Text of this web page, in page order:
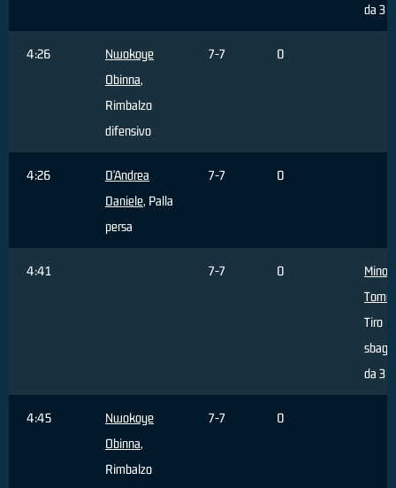
da 3
4:26
Nwokoye
Obinna,
Rimbalzo
difensivo
7-7 0
4:26
D'Andrea
Daniele, Palla
persa
7-7 0
4:41 7-7 0
Minoli
Tiro
da 3
4:45
Nwokoye
Obinna,
Rimbalzo
7-7 0